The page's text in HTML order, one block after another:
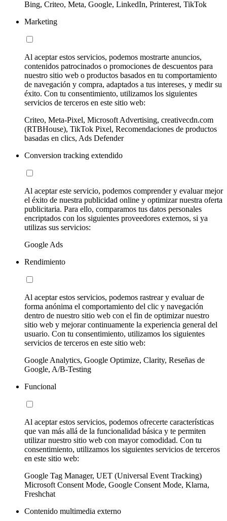
Bing, Criteo, Meta, Google, LinkedIn, Printerest, TikTok
Marketing
Al aceptar estos servicios, podemos mostrarte anuncios,
contenidos patrocinados o promociones de descuentos para
nuestro sitio web o productos basados en tu comportamiento
de navegación y compra, adaptados a tus intereses, y medir su
éxito. Con tu consentimiento, utilizamos los siguientes
servicios de terceros en este sitio web:
Criteo, Meta-Pixel, Microsoft Advertising, creativecdn.com
(RTBHouse), TikTok Pixel, Recomendaciones de productos
basadas en clics, Ads Defender
Conversion tracking extendido
Al aceptar este servicio, podemos comprender y evaluar mejor
el éxito de nuestra publicidad online y optimizar nuestra oferta
publicitaria. Para ello, comparamos tus datos personales
encriptados con los siguientes proveedores externos, si ya
utilizas sus servicios:
Google Ads
Rendimiento
Al aceptar estos servicios, podemos rastrear y evaluar de
forma anónima el comportamiento del clic y navegación
dentro de nuestro sitio web con el fin de optimizar nuestro
sitio web y mejorar continuamente la experiencia general del
usuario. Con tu consentimiento, utilizamos los siguientes
servicios de terceros en este sitio web:
Google Analytics, Google Optimize, Clarity, Reseñas de
Google, A/B-Testing
Funcional
Al aceptar estos servicios, podemos ofrecerte características
que van más allá de la funcionalidad básica y te permiten
utilizar nuestro sitio web con mayor comodidad. Con tu
consentimiento, utilizamos los siguientes servicios de terceros
en este sitio web:
Google Tag Manager, UET (Universal Event Tracking)
Microsoft Consent Mode, Google Consent Mode, Klarna,
Freshchat
Contenido multimedia externo